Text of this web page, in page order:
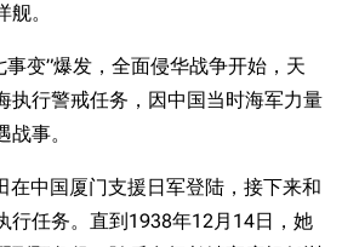
。
变”爆发，全面侵华战争开始，天
执行警戒任务，因中国当时海军力量
事。
在中国厦门支援日军登陆，接下来和
行任务。直到1938年12月14日，她